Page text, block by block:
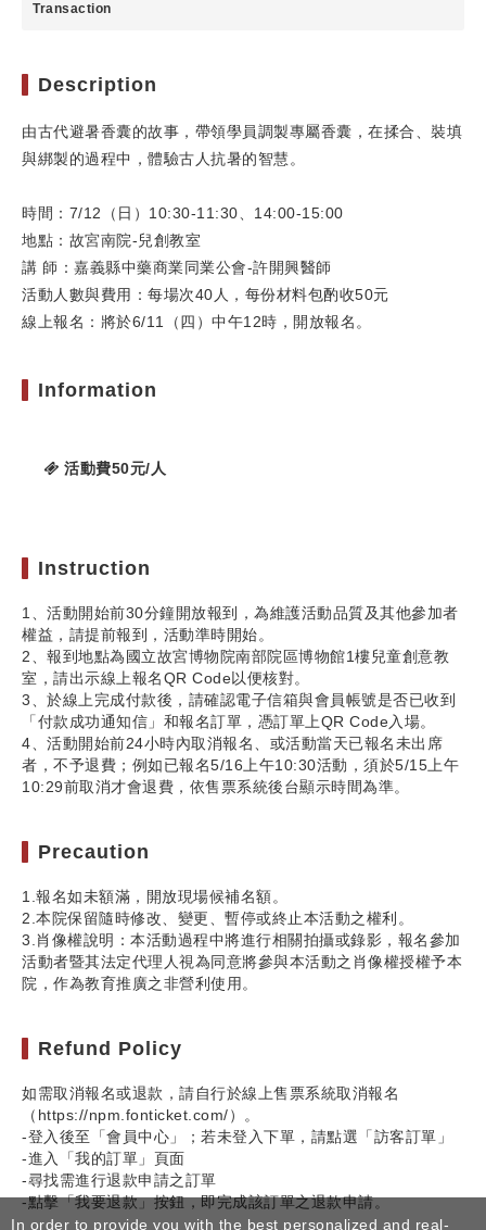
Transaction
Description
由古代避暑香囊的故事，帶領學員調製專屬香囊，在揉合、裝填
與綁製的過程中，體驗古人抗暑的智慧。
時間：7/12（日）10:30-11:30、14:00-15:00
地點：故宮南院-兒創教室
講 師：嘉義縣中藥商業同業公會-許開興醫師
活動人數與費用：每場次40人，每份材料包酌收50元
線上報名：將於6/11（四）中午12時，開放報名。
Information
活動費50元/人
Instruction
1、活動開始前30分鐘開放報到，為維護活動品質及其他參加者
權益，請提前報到，活動準時開始。
2、報到地點為國立故宮博物院南部院區博物館1樓兒童創意教
室，請出示線上報名QR Code以便核對。
3、於線上完成付款後，請確認電子信箱與會員帳號是否已收到
「付款成功通知信」和報名訂單，憑訂單上QR Code入場。
4、活動開始前24小時內取消報名、或活動當天已報名未出席
者，不予退費；例如已報名5/16上午10:30活動，須於5/15上午
10:29前取消才會退費，依售票系統後台顯示時間為準。
Precaution
1.報名如未額滿，開放現場候補名額。
2.本院保留隨時修改、變更、暫停或終止本活動之權利。
3.肖像權說明：本活動過程中將進行相關拍攝或錄影，報名參加
活動者暨其法定代理人視為同意將參與本活動之肖像權授權予本
院，作為教育推廣之非營利使用。
Refund Policy
如需取消報名或退款，請自行於線上售票系統取消報名
（https://npm.fonticket.com/）。
-登入後至「會員中心」；若未登入下單，請點選「訪客訂單」
-進入「我的訂單」頁面
-尋找需進行退款申請之訂單
-點擊「我要退款」按鈕，即完成該訂單之退款申請。
In order to provide you with the best personalized and real-